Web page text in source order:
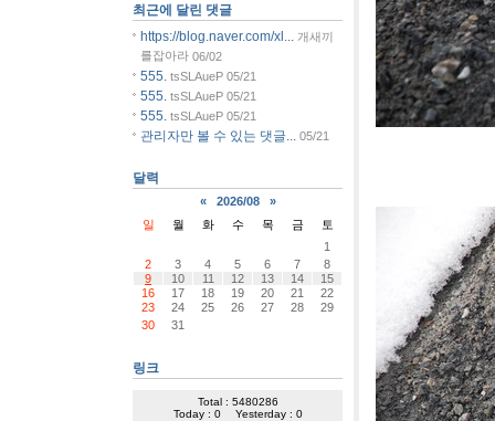
최근에 달린 댓글
https://blog.naver.com/xl...
개새끼
를잡아라 06/02
555. tsSLAueP 05/21
555. tsSLAueP 05/21
555. tsSLAueP 05/21
관리자만 볼 수 있는 댓글... 05/21
달력
« 2026/08
»
일
월 화 수 목 금
토
1
2
3 4 5 6 7
8
9
10 11 12 13 14
15
16
17 18 19 20 21
22
23
24 25 26 27 28
29
30
31
링크
Total : 5480286
Today : 0
Yesterday : 0